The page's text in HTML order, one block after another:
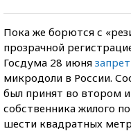
Пока же борются с
прозрачной
Госдума 28 июня
микродоли в России.
был принят во втором
собственника жилого
шести квадратных